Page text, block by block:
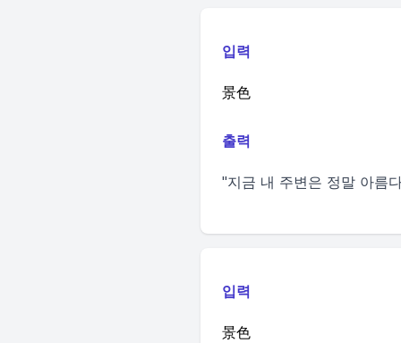
입력
景色
출력
"지금 내 주변은 정말 아름
입력
景色